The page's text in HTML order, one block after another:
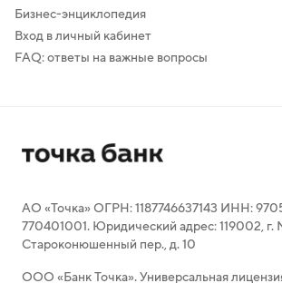
Бизнес-энциклопедия
Вход в личный кабинет
FAQ: ответы на важные вопросы
АО «Точка» ОГРН: 1187746637143 ИНН:
770401001. Юридический адрес: 119002, г.
Староконюшенный пер., д. 10
ООО «Банк Точка». Универсальная